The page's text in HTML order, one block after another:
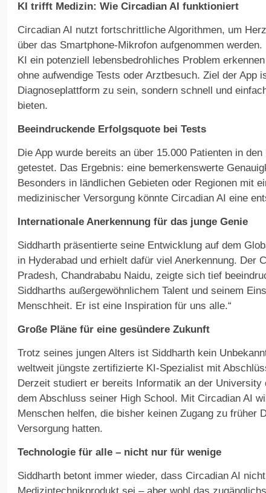
KI trifft Medizin: Wie Circadian AI funktioniert
Circadian AI nutzt fortschrittliche Algorithmen, um
über das Smartphone-Mikrofon aufgenommen
KI ein potenziell lebensbedrohliches Problem
ohne aufwendige Tests oder Arztbesuch. Ziel der App
Diagnoseplattform zu sein, sondern schnell und
bieten.
Beeindruckende Erfolgsquote bei Tests
Die App wurde bereits an über 15.000 Patienten in
getestet. Das Ergebnis: eine bemerkenswerte
Besonders in ländlichen Gebieten oder Regionen mit
medizinischer Versorgung könnte Circadian AI eine
Internationale Anerkennung für das junge Genie
Siddharth präsentierte seine Entwicklung auf dem
in Hyderabad und erhielt dafür viel Anerkennung. Der
Pradesh, Chandrababu Naidu, zeigte sich tief
Siddharths außergewöhnlichem Talent und seinem
Menschheit. Er ist eine Inspiration für uns alle.“
Große Pläne für eine gesündere Zukunft
Trotz seines jungen Alters ist Siddharth kein
weltweit jüngste zertifizierte KI-Spezialist mit
Derzeit studiert er bereits Informatik an der University
dem Abschluss seiner High School. Mit Circadian AI
Menschen helfen, die bisher keinen Zugang zu früher
Versorgung hatten.
Technologie für alle – nicht nur für wenige
Siddharth betont immer wieder, dass Circadian AI